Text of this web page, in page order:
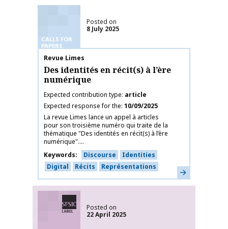
CALLS FOR
PAPERS
Posted on
8 July 2025
Publication name
Revue Limes
Des identités en récit(s) à l’ère
numérique
Expected contribution type article
Expected response for the 10/09/2025
La revue Limes lance un appel à articles
pour son troisième numéro qui traite de la
thématique "Des identités en récit(s) à l’ère
numérique"....
Keywords
Discourse
Identities
Digital
Récits Représentations Learn more
SFSIC labelled
Posted on
22 April 2025